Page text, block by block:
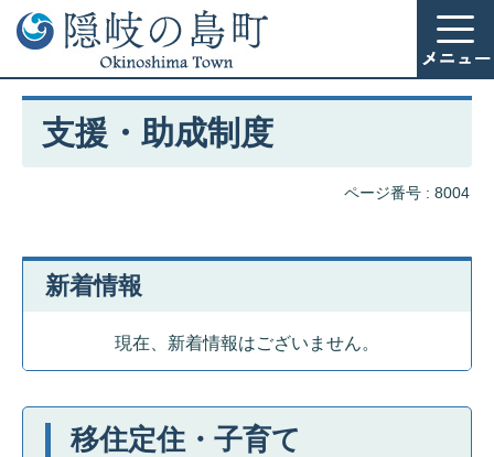
支援・助成制度
ページ番号 : 8004
新着情報
現在、新着情報はございません。
移住定住・子育て